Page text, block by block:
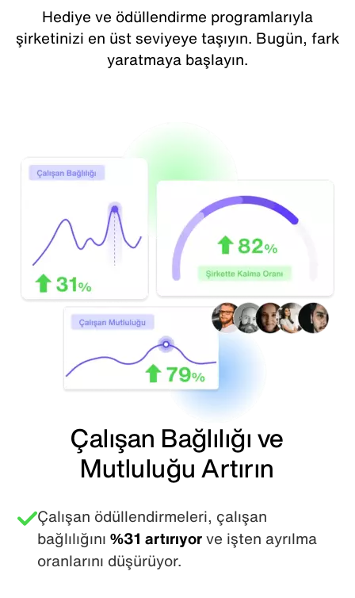
Hediye ve ödüllendirme programlarıyla
şirketinizi en üst seviyeye taşıyın. Bugün, fark
yaratmaya başlayın.
Çalışan Bağlılığı ve
Mutluluğu Artırın
Çalışan ödüllendirmeleri, çalışan
bağlılığını %31 artırıyorve işten ayrılma
oranlarını düşürüyor.